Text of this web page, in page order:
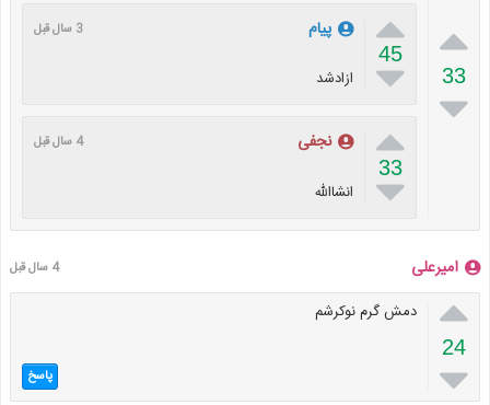

33


45

پیام 3 سال قبل
ازادشد

33

نجفی 4 سال قبل
انشاالله
امیرعلی 4 سال قبل

24

دمش گرم نوکرشم
پاسخ